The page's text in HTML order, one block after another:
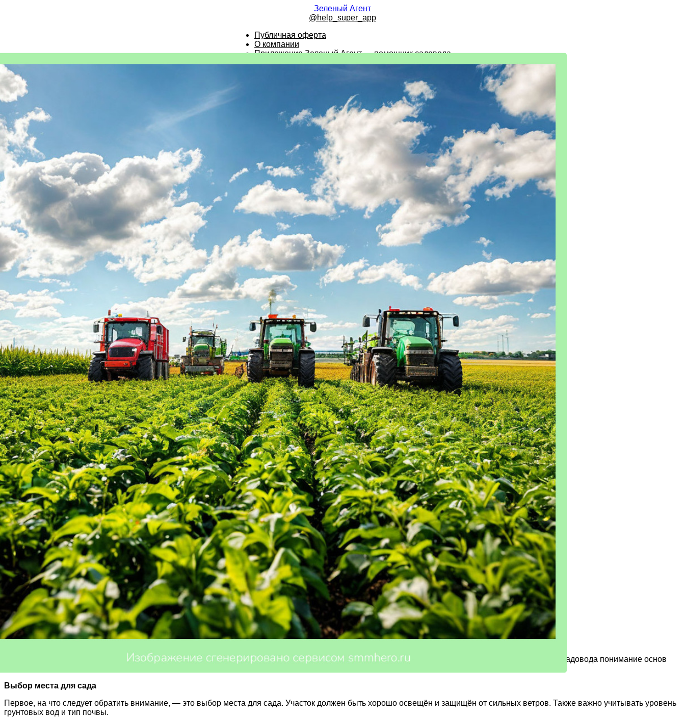
Зеленый Агент
@help_super_app
Публичная оферта
О компании
Приложение Зеленый Агент — помощник садовода
Основы агрономии: что нужно знать каждому садоводу
Агрономия — это наука о сельском хозяйстве, которая изучает методы выращивания растений, ухода за ними и получения высоких урожаев. Для садовода понимание основ
Выбор места для сада
Первое, на что следует обратить внимание, — это выбор места для сада. Участок должен быть хорошо освещён и защищён от сильных ветров. Также важно учитывать уровень
грунтовых вод и тип почвы.